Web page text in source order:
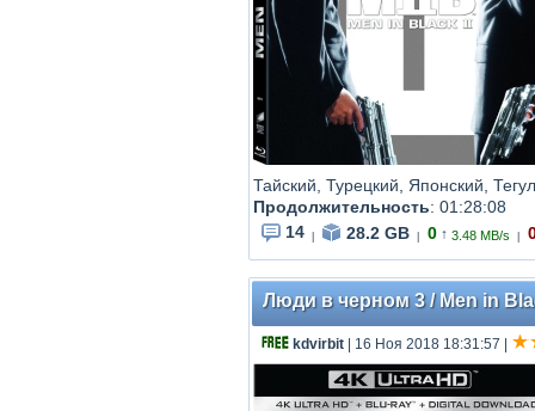
Тайский, Турецкий, Японский,
Продолжительность: 01:28:08
14
28.2 GB 0 ↑ 3.48 MB/s
Люди в черном 3 / Men in
kdvirbit | 16 Ноя 2018 18:31:57